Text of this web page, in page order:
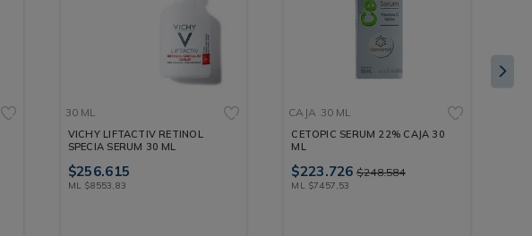
30 ML
VICHY LIFTACTIV RETINOL
SPECIA SERUM 30 ML
$256.615
ML $8553 83
CAJA 30 ML
CETOPIC SERUM 22% CAJA 30
ML
$223.726 $248.584
ML $7457 53